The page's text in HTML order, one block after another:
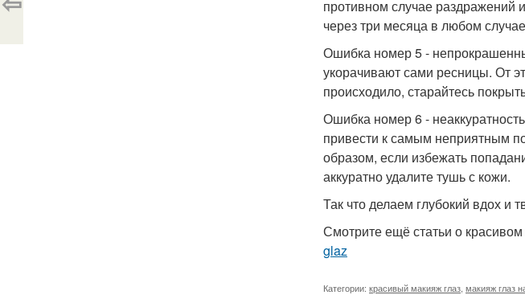
противном случае раздражений
через три месяца в любом
Ошибка номер 5 -
укорачивают сами ресницы. От
происходило, старайтесь
Ошибка номер 6 -
привести к самым неприятным
образом, если избежать
аккуратно удалите тушь с кожи.
Так что делаем глубокий вдох и
Смотрите ещё статьи о
glaz
Категории: красивый макияж глаз макияж глаз